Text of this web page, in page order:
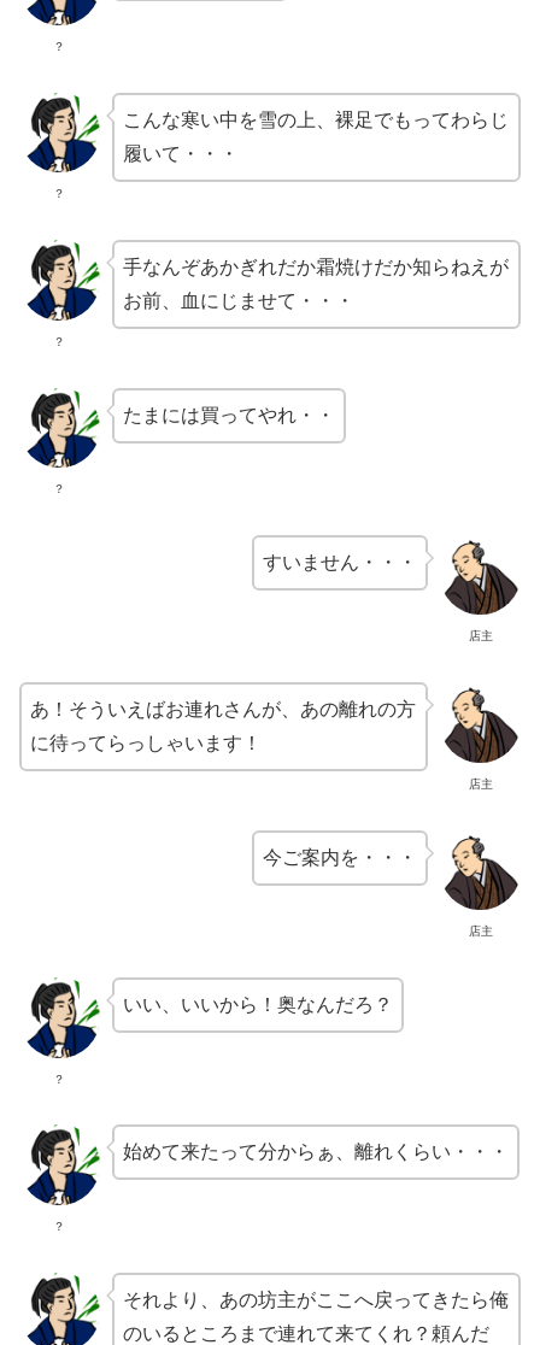
？
？
こんな寒い中を雪の上、裸足でもってわらじ
履いて・・・
？
手なんぞあかぎれだか霜焼けだか知らねえが
お前、血にじませて・・・
？
たまには買ってやれ・・
店主
すいません・・・
店主
あ！そういえばお連れさんが、あの離れの方
に待ってらっしゃいます！
店主
今ご案内を・・・
？
いい、いいから！奥なんだろ？
？
始めて来たって分からぁ、離れくらい・・・
それより、あの坊主がここへ戻ってきたら俺
のいるところまで連れて来てくれ？頼んだ